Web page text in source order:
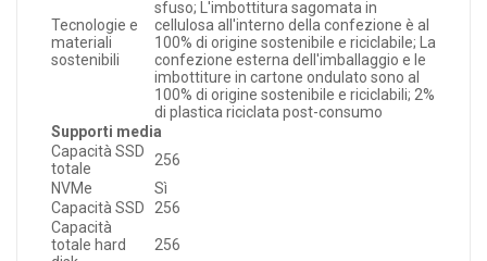
Tecnologie e
materiali
sostenibili
sfuso; L'imbottitura sagomata in
cellulosa all'interno della confezione è al
100% di origine sostenibile e riciclabile; La
confezione esterna dell'imballaggio e le
imbottiture in cartone ondulato sono al
100% di origine sostenibile e riciclabili; 2%
di plastica riciclata post-consumo
Supporti media
Capacità SSD
totale
256
NVMe
Sì
Capacità SSD
256
Capacità
totale hard
256